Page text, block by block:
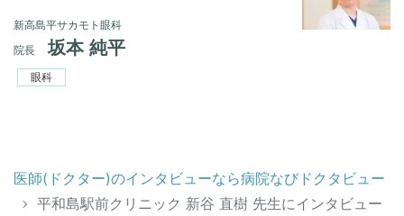
新高島平サカモト眼科
院長
坂本 純平
眼科
医師(ドクター)のインタビューなら病院なびドクタビュー
平和島駅前クリニック 新谷 直樹 先生にインタビュー